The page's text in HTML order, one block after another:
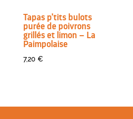
Tapas p’tits bulots
purée de poivrons
grillés et limon – La
Paimpolaise
7,20 €